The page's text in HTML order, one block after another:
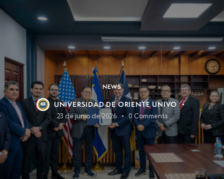
NEWS
UNIVERSIDAD DE ORIENTE UNIVO
23 de junio de 2026 0 Comments